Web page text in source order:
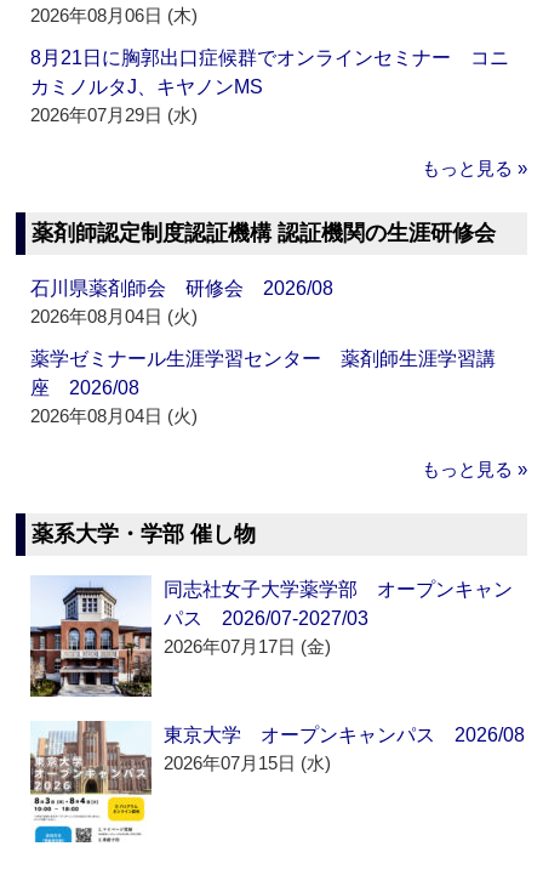
2026年08月06日 (木)
8月21日に胸郭出口症候群でオンラインセミナー コニ
カミノルタJ、キヤノンMS
2026年07月29日 (水)
もっと見る »
薬剤師認定制度認証機構 認証機関の生涯研修会
石川県薬剤師会 研修会 2026/08
2026年08月04日 (火)
薬学ゼミナール生涯学習センター 薬剤師生涯学習講
座 2026/08
2026年08月04日 (火)
もっと見る »
薬系大学・学部 催し物
同志社女子大学薬学部 オープンキャン
パス 2026/07-2027/03
2026年07月17日 (金)
東京大学 オープンキャンパス 2026/08
2026年07月15日 (水)